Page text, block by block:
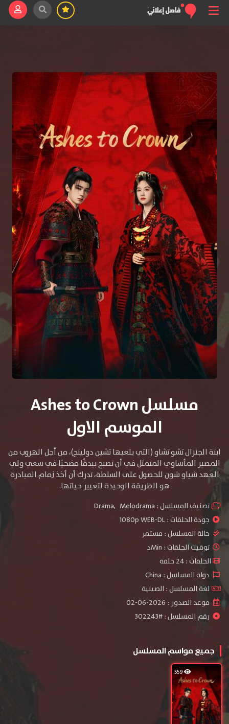
مسلسل Ashes to Crown
الموسم الاول
ابنة الجنرال تشو تشاو (التي يلعبها تشين دولينج)، من أجل الهروب من
المصير المأساوي المتمثل في أن تصبح بيدقًا مضحيًا في سعي ولي
العهد شياو شون للحصول على السلطة، تدرك أن أخذ زمام المبادرة
هو الطريقة الوحيدة لتغيير حياتها.
تصنيف المسلسل : Drama, Melodrama
جودة الحلقات :1080p WEB-DL
حالة المسلسل : مستمر
توقيت الحلقات : Minد
الحلقات : 24 حلقة
دولة المسلسل : China
لغة المسلسل : الصينية
موعد الصدور : 2026-06-02
رقم المسلسل : #302243
جميع مواسم المسلسل
559